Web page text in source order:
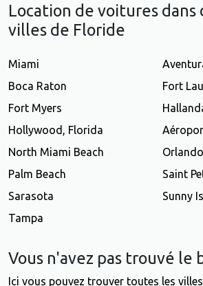
Location de voitures dans
villes de Floride
Miami
Boca Raton
Fort
Fort Myers
Hollywood, Florida
North Miami Beach
Orlando
Palm Beach
Saint
Sarasota
Sunny
Tampa
Vous n'avez pas trouvé le
Ici vous pouvez trouver toutes les